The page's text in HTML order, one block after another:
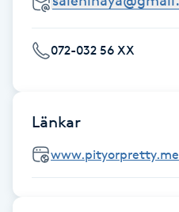
Headspa
Herrklippning
HIFU
072-032 56 XX
Länkar
www.pityorpretty.me